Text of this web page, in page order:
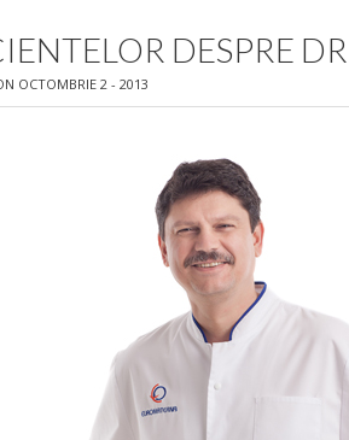
DESPRE
OCTOMBRIE 2 - 2013